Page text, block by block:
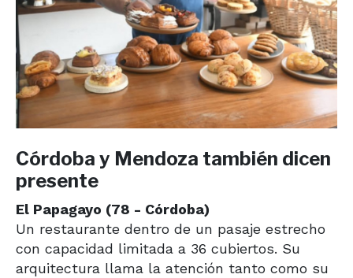
Córdoba y Mendoza también dicen
presente
El Papagayo (78 - Córdoba)
Un restaurante dentro de un pasaje estrecho
con capacidad limitada a 36 cubiertos. Su
arquitectura llama la atención tanto como su